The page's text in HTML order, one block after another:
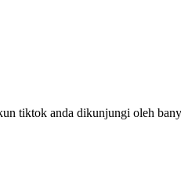
tiktok anda dikunjungi oleh